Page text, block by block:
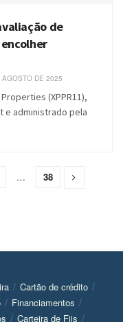
de
DE 2025
(XPPR11),
e administrado pela
… 38
Cartão de crédito
Financiamentos
Carteira de Fiis